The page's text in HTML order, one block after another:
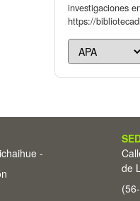
investigaciones
https://
-
de